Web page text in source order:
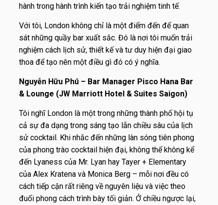
hành trong hành trình kiến tạo trải nghiệm tinh tế.
Với tôi, London không chỉ là một điểm đến để quan
sát những quầy bar xuất sắc. Đó là nơi tôi muốn trải
nghiệm cách lịch sử, thiết kế và tư duy hiện đại giao
thoa để tạo nên một điều gì đó có ý nghĩa.
Nguyễn Hữu Phú – Bar Manager Pisco Hana Bar
& Lounge (JW Marriott Hotel & Suites Saigon)
Tôi nghĩ London là một trong những thành phố hội tụ
cả sự đa dạng trong sáng tạo lẫn chiều sâu của lịch
sử cocktail. Khi nhắc đến những làn sóng tiên phong
của phong trào cocktail hiện đại, không thể không kể
đến Lyaness của Mr. Lyan hay Tayer + Elementary
của Alex Kratena và Monica Berg – mỗi nơi đều có
cách tiếp cận rất riêng về nguyên liệu và việc theo
đuổi phong cách trình bày tối giản. Ở chiều ngược lại,